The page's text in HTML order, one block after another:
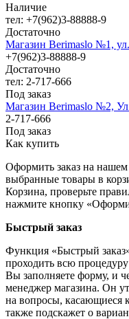
Наличие
тел: +7(962)3-88888-9
Достаточно
Магазин Berimaslo №1,
+7(962)3-88888-9
Достаточно
тел: 2-717-666
Под заказ
Магазин Berimaslo №2,
2-717-666
Под заказ
Как купить
Оформить заказ на нашем
выбранные товары в
Корзина, проверьте
нажмите кнопку
Быстрый заказ
Функция «Быстрый
проходить всю
Вы заполняете форму, и
менеджер магазина. Он
на вопросы, касающиеся
также подскажет о